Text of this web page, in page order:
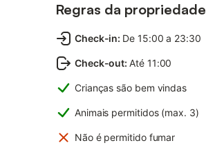
Regras da propriedade
Check-in: De 15:00 a 23:30
Check-out: Até 11:00
Crianças são bem vindas
Animais permitidos (max. 3)
Não é permitido fumar